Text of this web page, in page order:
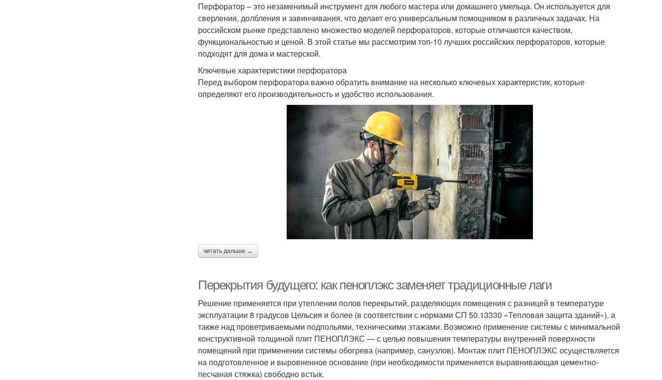
Перфоратор – это незаменимый инструмент для любого мастера или домашнего умельца. Он используется для
сверления, долбления и завинчивания, что делает его универсальным помощником в различных задачах. На
российском рынке представлено множество моделей перфораторов, которые отличаются качеством,
функциональностью и ценой. В этой статье мы рассмотрим топ-10 лучших российских перфораторов, которые
подходят для дома и мастерской.
Ключевые характеристики перфоратора
Перед выбором перфоратора важно обратить внимание на несколько ключевых характеристик, которые
определяют его производительность и удобство использования.
читать дальше →
Перекрытия будущего: как пеноплэкс заменяет традиционные лаги
Решение применяется при утеплении полов перекрытий, разделяющих помещения с разницей в температуре
эксплуатации 8 градусов Цельсия и более (в соответствии с нормами СП 50.13330 «Тепловая защита зданий»), а
также над проветриваемыми подпольями, техническими этажами. Возможно применение системы с минимальной
конструктивной толщиной плит ПЕНОПЛЭКС — с целью повышения температуры внутренней поверхности
помещений при применении системы обогрева (например, санузлов). Монтаж плит ПЕНОПЛЭКС осуществляется
на подготовленное и выровненное основание (при необходимости применяется выравнивающая цементно-
песчаная стяжка) свободно встык.